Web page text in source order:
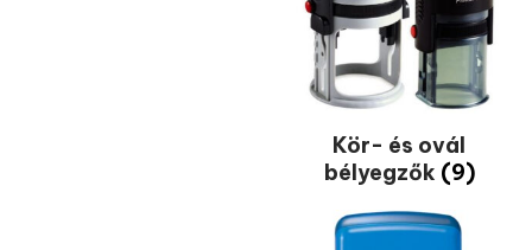
Kör- és ovál
bélyegzők (9)